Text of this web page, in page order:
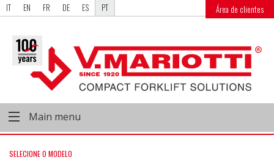
IT EN FR DE ES PT Área de clientes
Main menu
SELECIONE O MODELO